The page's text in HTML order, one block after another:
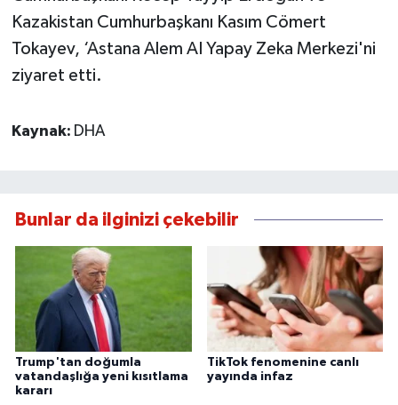
Kazakistan Cumhurbaşkanı Kasım Cömert
Tokayev, ‘Astana Alem AI Yapay Zeka Merkezi'ni
ziyaret etti.
Kaynak: DHA
Bunlar da ilginizi çekebilir
Trump'tan doğumla
vatandaşlığa yeni kısıtlama
kararı
TikTok fenomenine canlı
yayında infaz